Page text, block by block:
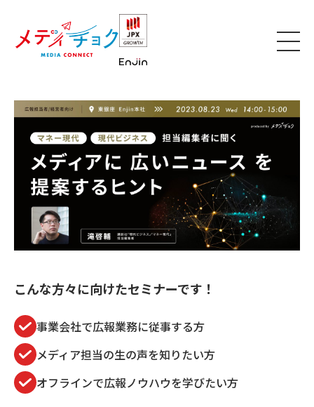
こんな方々に向けたセミナーです！
事業会社で広報業務に従事する方
メディア担当の生の声を知りたい方
オフラインで広報ノウハウを学びたい方